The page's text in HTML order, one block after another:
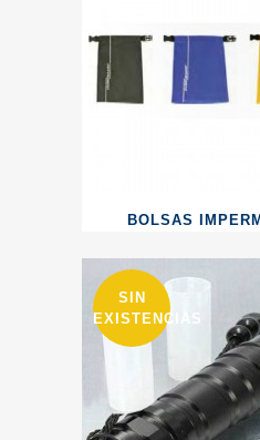
BOLSAS
SIN
EXISTENCIAS